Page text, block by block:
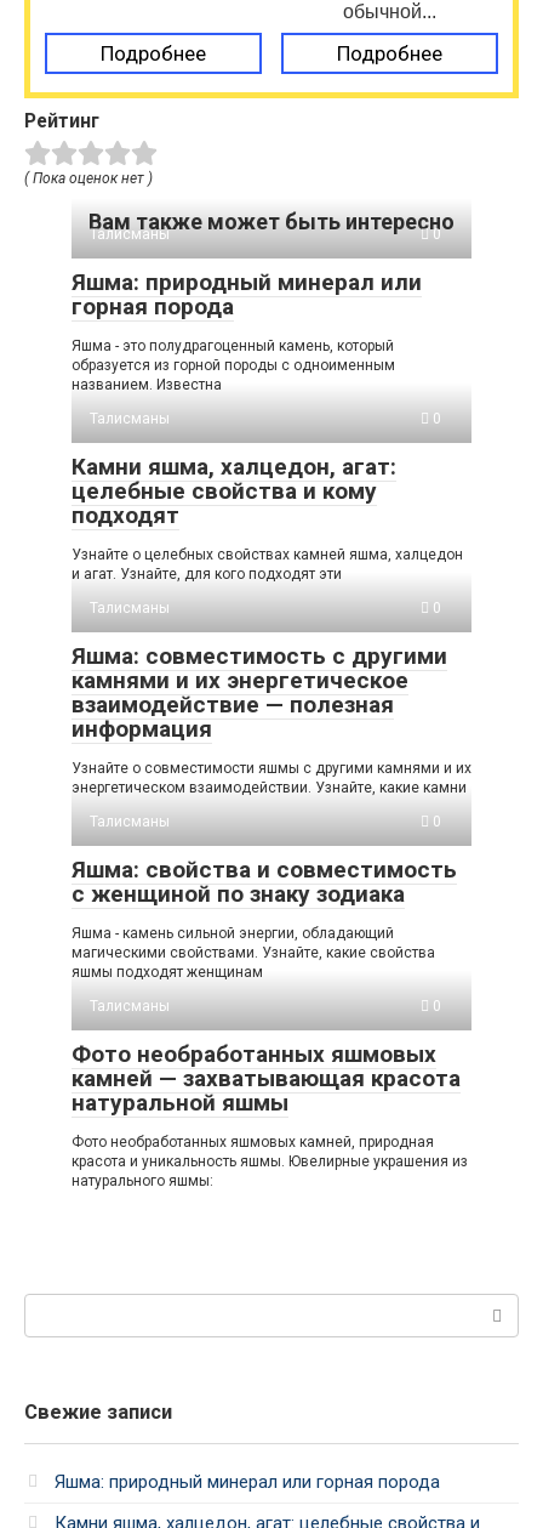
Подробнее
обычной...
Подробнее
Рейтинг
( Пока оценок нет )
Вам также может быть интересно
Талисманы 0
Яшма: природный минерал или
горная порода
Яшма - это полудрагоценный камень, который
образуется из горной породы с одноименным
названием. Известна
Талисманы
0
Камни яшма, халцедон, агат:
целебные свойства и кому
подходят
Узнайте о целебных свойствах камней яшма, халцедон
и агат. Узнайте, для кого подходят эти
Талисманы
0
Яшма: совместимость с другими
камнями и их энергетическое
взаимодействие — полезная
информация
Узнайте о совместимости яшмы с другими камнями и их
энергетическом взаимодействии. Узнайте, какие камни
Талисманы
0
Яшма: свойства и совместимость
с женщиной по знаку зодиака
Яшма - камень сильной энергии, обладающий
магическими свойствами. Узнайте, какие свойства
яшмы подходят женщинам
Талисманы
0
Фото необработанных яшмовых
камней — захватывающая красота
натуральной яшмы
Фото необработанных яшмовых камней, природная
красота и уникальность яшмы. Ювелирные украшения из
натурального яшмы:
Поиск:
Свежие записи
Яшма: природный минерал или горная порода
Камни яшма, халцедон, агат: целебные свойства и